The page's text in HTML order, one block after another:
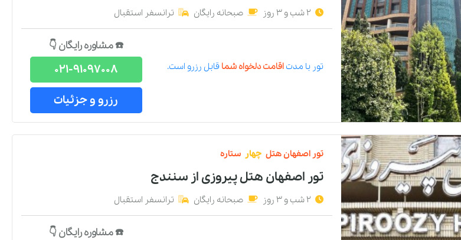
2 شب و 3 روز صبحانه رایگان ترانسفر استقبال
تور با مدتاقامت دلخواه شما قابل رزرو است.
☎️ مشاوره رایگان 👇
021-91097008
رزرو و جزئیات
تور اصفهانهتل چهار ستاره
تور اصفهان هتل پیروزیاز سنندج
2 شب و 3 روز صبحانه رایگان ترانسفر استقبال
☎️ مشاوره رایگان 👇